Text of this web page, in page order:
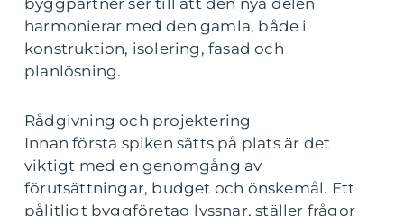
byggpartner ser till att den nya delen
harmonierar med den gamla, både i
konstruktion, isolering, fasad och
planlösning.
Rådgivning och projektering
Innan första spiken sätts på plats är det
viktigt med en genomgång av
förutsättningar, budget och önskemål. Ett
pålitligt byggföretag lyssnar, ställer frågor